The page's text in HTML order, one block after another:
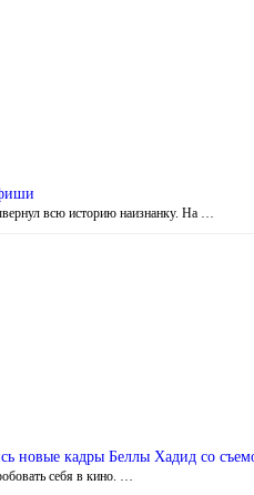
всю историю наизнанку. На …
новые кадры Беллы Хадид со
себя в кино. …